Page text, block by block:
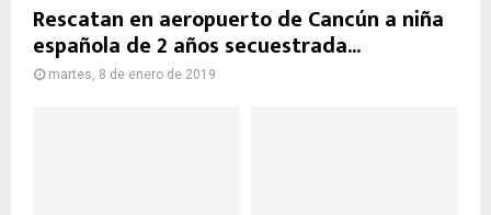
Rescatan en aeropuerto de Cancún a niña
española de 2 años secuestrada...
martes, 8 de enero de 2019